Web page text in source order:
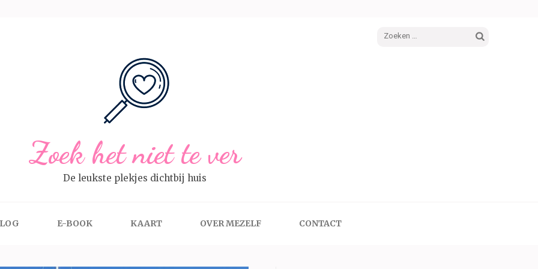
Zoeken
Zoek het niet te ver
De leukste plekjes dichtbij huis
E-BOOK KAART OVER MEZELF CONTACT